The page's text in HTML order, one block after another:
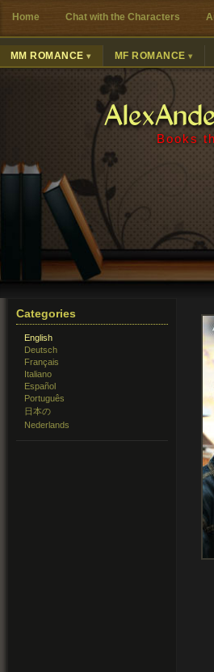
Home Chat with the Characters
MM ROMANCE MF ROMANCE
Books
Categories
English
Deutsch
Français
Italiano
Español
Português
日本の
Nederlands